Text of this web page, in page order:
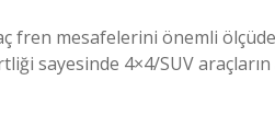
fren mesafelerini önemli
sayesinde 4×4/SUV